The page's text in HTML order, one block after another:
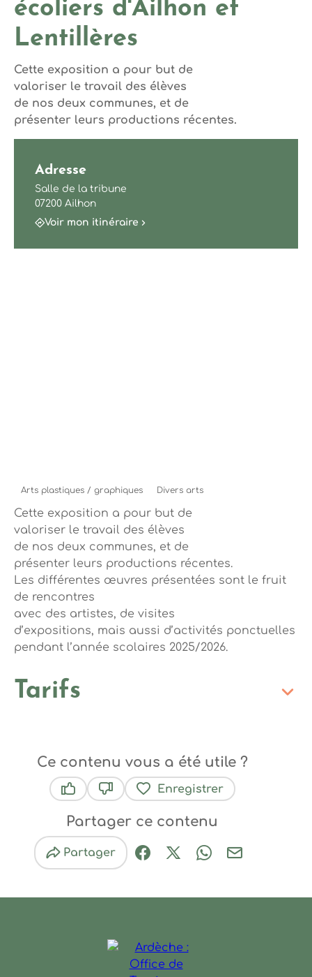
écoliers d'Ailhon et
Lentillères
Cette exposition a pour but de
valoriser le travail des élèves
de nos deux communes, et de
présenter leurs productions récentes.
Arts plastiques / graphiques Divers arts
Cette exposition a pour but de
valoriser le travail des élèves
de nos deux communes, et de
présenter leurs productions récentes.
Les différentes œuvres présentées sont le fruit
de rencontres
avec des artistes, de visites
d’expositions, mais aussi d’activités ponctuelles
pendant l’année scolaires 2025/2026.
Tarifs
Adresse
Salle de la tribune
07200 Ailhon
Voir mon itinéraire
Ce contenu vous a été utile ?
Enregistrer
Partager ce contenu
Partager
Partager sur Facebook
Partager sur X / Twitter
Partager sur
Partager par